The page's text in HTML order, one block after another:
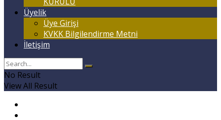
Üyelik
Üye Girişi
KVKK Bilgilendirme Metni
İletişim
No Result
View All Result